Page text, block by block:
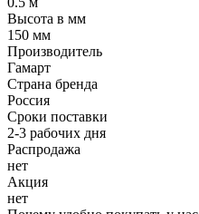
Высота в мм
150 мм
Производитель
Гамарт
Страна бренда
Россия
Сроки поставки
2-3 рабочих дня
Распродажа
нет
Акция
нет